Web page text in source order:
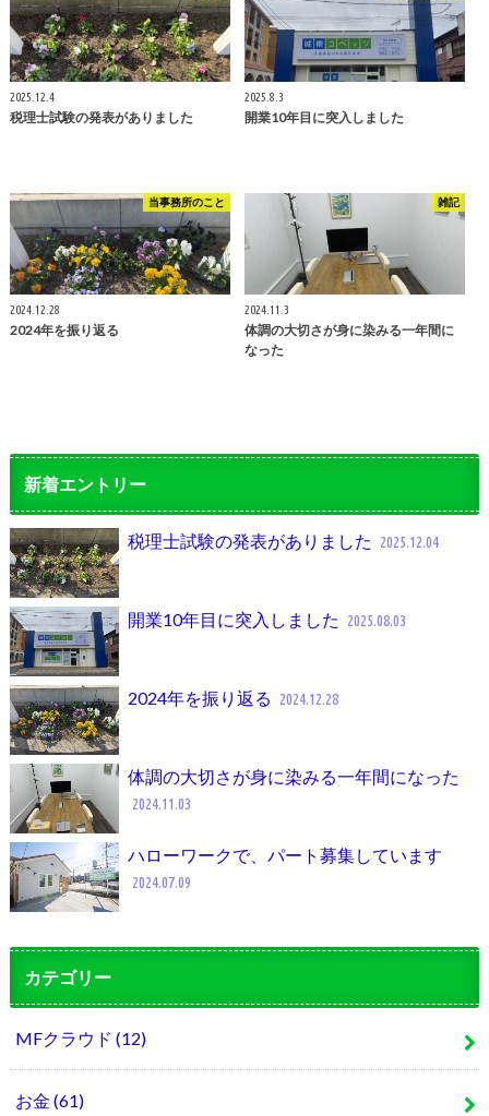
2025.12.4
税理士試験の発表がありました
2025.8.3
開業10年目に突入しました
当事務所のこと
2024.12.28
2024年を振り返る
雑記
2024.11.3
体調の大切さが身に染みる一年間に
なった
新着エントリー
税理士試験の発表がありました 2025.12.04
開業10年目に突入しました 2025.08.03
2024年を振り返る 2024.12.28
体調の大切さが身に染みる一年間になった
2024.11.03
ハローワークで、パート募集しています
2024.07.09
カテゴリー
MFクラウド (12)
お金 (61)